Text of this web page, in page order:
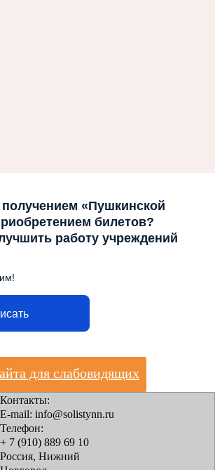
«Пушкинской
билетов?
работу учреждений
для слабовидящих
Контакты:
E-mail: info@solistynn.ru
Телефон:
+ 7 (910) 889 69 10
Россия, Нижний